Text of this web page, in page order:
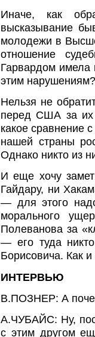
Иначе, как
высказывание
молодежи в
отношение
Гарвардом имела
этим нарушениям?
Нельзя не
перед США за их
какое сравнение
нашей страны
Однако никто из
И еще хочу
Гайдару, ни
— для этого
морального
Полеванова за
— его туда
Борисовича. Как
ИНТЕРВЬЮ
В.ПОЗНЕР: А
А.ЧУБАЙС: Ну,
с этим другом